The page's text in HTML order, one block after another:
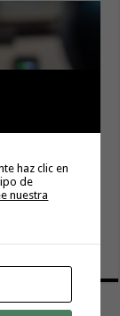
el
haz clic en
de
nuestra